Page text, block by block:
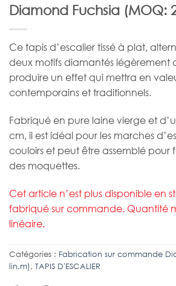
Diamond Fuchsia (MOQ:
Ce tapis d’escalier tissé à plat,
deux motifs diamantés légèrement
produire un effet qui mettra en
contemporains et traditionnels.
Fabriqué en pure laine vierge et
cm, il est idéal pour les marches
couloirs et peut être assemblé pour
des moquettes.
Cet article n’est plus disponible en
fabriqué sur commande. Quantité
linéaire.
Catégories : Fabrication sur commande
lin.m), TAPIS D'ESCALIER